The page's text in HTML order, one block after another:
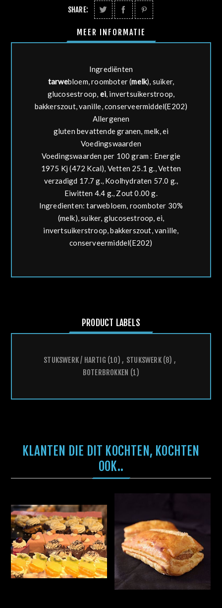
SHARE:
MEER INFORMATIE
Ingrediënten
tarwebloem, roomboter (melk), suiker,
glucosestroop, ei, invertsuikerstroop,
bakkerszout, vanille, conserveermiddel(E202)
Allergenen
gluten bevattende granen, melk, ei
Voedingswaarden
Voedingswaarden per 100 gram : Energie
1975 Kj (472 Kcal), Vetten 25.1 g., Vetten
verzadigd 17.7 g., Koolhydraten 57.0 g.,
Eiwitten 4.4 g., Zout 0.00 g.
Ingredienten:tarwebloem, roomboter 30%
(melk), suiker, glucosestroop, ei,
invertsuikerstroop, bakkerszout, vanille,
conserveermiddel(E202)
PRODUCT LABELS
STUKSWERK / HARTIG (10) , STUKSWERK (8) ,
BOTERBROKKEN (1)
KLANTEN DIE DIT KOCHTEN, KOCHTEN
OOK..